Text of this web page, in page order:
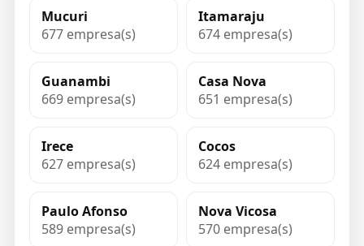
Mucuri
677 empresa(s)
Itamaraju
674 empresa(s)
Guanambi
669 empresa(s)
Casa Nova
651 empresa(s)
Irece
627 empresa(s)
Cocos
624 empresa(s)
Paulo Afonso
589 empresa(s)
Nova Vicosa
570 empresa(s)